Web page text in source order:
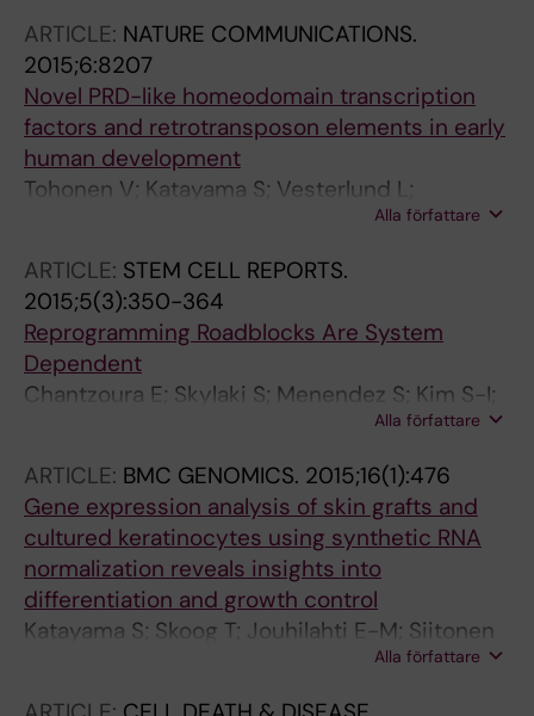
Elomaa O
ARTICLE: NATURE COMMUNICATIONS.
2015;6:8207
Novel PRD-like homeodomain transcription
factors and retrotransposon elements in early
human development
Tohonen V; Katayama S; Vesterlund L;
Jouhilahti E-M; Sheikhi M; Madissoon E;
Burglin TR; Linnarsson S; Hovatta O; Kere J
Alla författare
ARTICLE: STEM CELL REPORTS.
2015;5(3):350-364
Reprogramming Roadblocks Are System
Dependent
Chantzoura E; Skylaki S; Menendez S; Kim S-I;
Johnsson A; Linnarsson S; Woltjen K;Alla författare
ARTICLE: BMC GENOMICS. 2015;16(1):476
Gene expression analysis of skin grafts and
cultured keratinocytes using synthetic RNA
normalization reveals insights into
differentiation and growth control
Katayama S; Skoog T; Jouhilahti E-M; Siitonen
HA; Nuutila K; Tervaniemi MH; Vuola J;Alla författare